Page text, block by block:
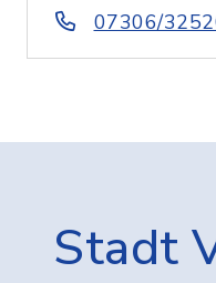
07306/
Stadt